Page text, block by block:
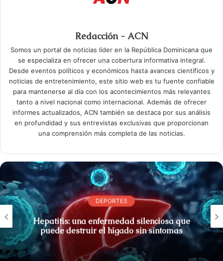
Redacción - ACN
Somos un portal de noticias líder en la República Dominicana que
se especializa en ofrecer una cobertura informativa integral.
Desde eventos políticos y económicos hasta avances científicos y
noticias de entretenimiento, este sitio web es tu fuente confiable
para mantenerse al día con los acontecimientos más relevantes
tanto a nivel nacional como internacional. Además de ofrecer
informes actualizados, ACN también se destaca por sus análisis
en profundidad y sus entrevistas exclusivas que proporcionan
una comprensión más completa de las noticias.
DEPORTES
Hepatitis: una enfermedad silenciosa que
puede destruir el hígado sin síntomas